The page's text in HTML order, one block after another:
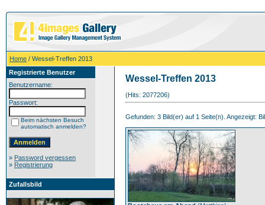
Home / Wessel-Treffen 2013
Registrierte Benutzer
Benutzername:
Passwort:
Beim nächsten Besuch
automatisch anmelden?
» Password vergessen
» Registrierung
Zufallsbild
Wessel-Treffen 2013
(Hits: 2077206)
Gefunden: 3 Bild(er) auf 1 Seite(n). Angezeigt: